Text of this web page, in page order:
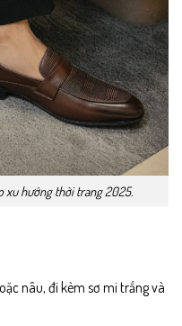
xu hướng thời trang 2025.
nâu, đi kèm sơ mi trắng và